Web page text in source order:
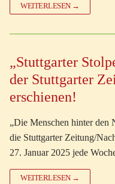
WEITERLESEN →
„Stuttgarter
der Stuttgarter
erschienen!
„Die Menschen hinter den
die Stuttgarter Zeitung/
27. Januar 2025 jede
WEITERLESEN →